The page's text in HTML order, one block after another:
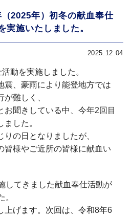
2025年）初冬の献血奉仕
実施いたしました。
2025.12.04
動を実施しました。
震、豪雨により能登地方では
難しく、
お聞きしている中、今年2回目
した。
の日となりましたが、
皆様やご近所の皆様に献血い
してきました献血奉仕活動が
。
上げます。次回は、令和8年6